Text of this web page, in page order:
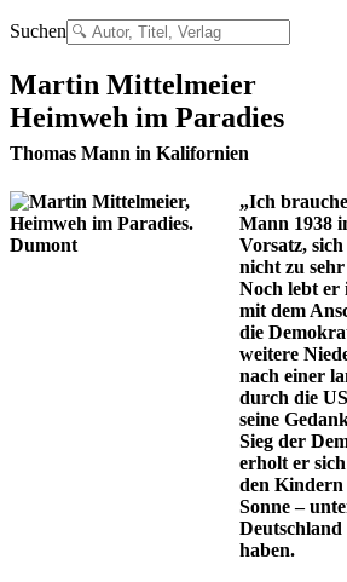
Suchen
Martin Mittelmeier
Heimweh im Paradies
Thomas Mann in Kalifornien
„Ich
Mann 1938
Vorsatz,
nicht zu
Noch lebt er
mit dem
die
weitere
nach einer
durch die
seine
Sieg der
erholt er
den
Sonne –
Deutschland
haben.